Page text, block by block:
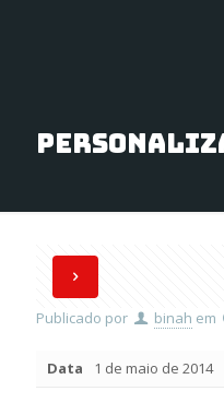
Publicado por binah em
Data 1 de maio de 2014